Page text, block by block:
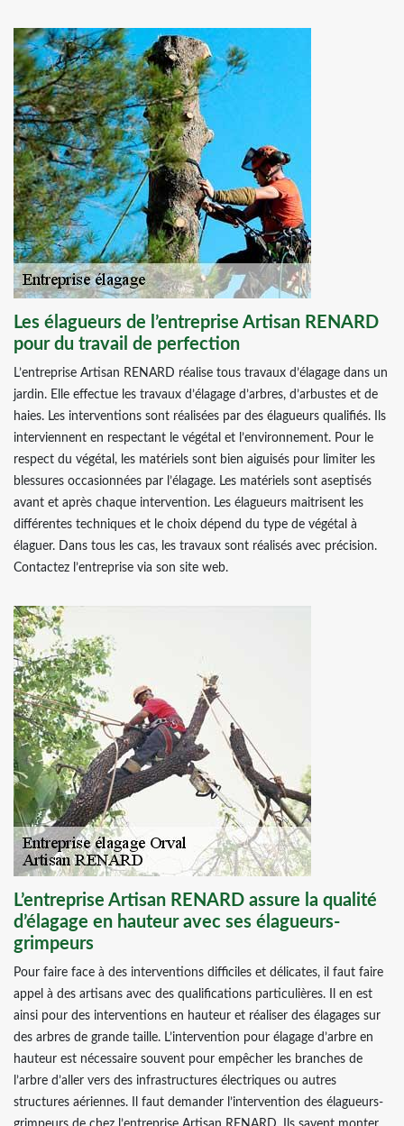
Les élagueurs de l’entreprise Artisan RENARD
pour du travail de perfection
L’entreprise Artisan RENARD réalise tous travaux d’élagage dans un
jardin. Elle effectue les travaux d’élagage d’arbres, d’arbustes et de
haies. Les interventions sont réalisées par des élagueurs qualifiés. Ils
interviennent en respectant le végétal et l’environnement. Pour le
respect du végétal, les matériels sont bien aiguisés pour limiter les
blessures occasionnées par l’élagage. Les matériels sont aseptisés
avant et après chaque intervention. Les élagueurs maitrisent les
différentes techniques et le choix dépend du type de végétal à
élaguer. Dans tous les cas, les travaux sont réalisés avec précision.
Contactez l’entreprise via son site web.
L’entreprise Artisan RENARD assure la qualité
d’élagage en hauteur avec ses élagueurs-
grimpeurs
Pour faire face à des interventions difficiles et délicates, il faut faire
appel à des artisans avec des qualifications particulières. Il en est
ainsi pour des interventions en hauteur et réaliser des élagages sur
des arbres de grande taille. L’intervention pour élagage d’arbre en
hauteur est nécessaire souvent pour empêcher les branches de
l’arbre d’aller vers des infrastructures électriques ou autres
structures aériennes. Il faut demander l’intervention des élagueurs-